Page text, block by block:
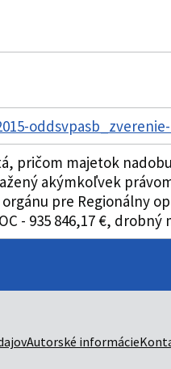
pričom majetok
akýmkoľvek
pre Regionálny
- 935 846,17 €, drobný
Autorské informácie